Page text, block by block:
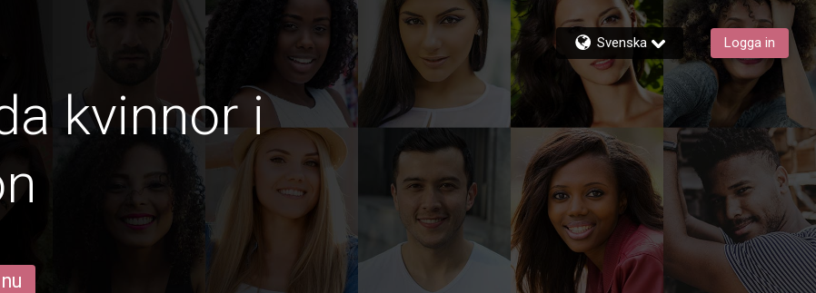
Svenska Logga in
kvinnor i